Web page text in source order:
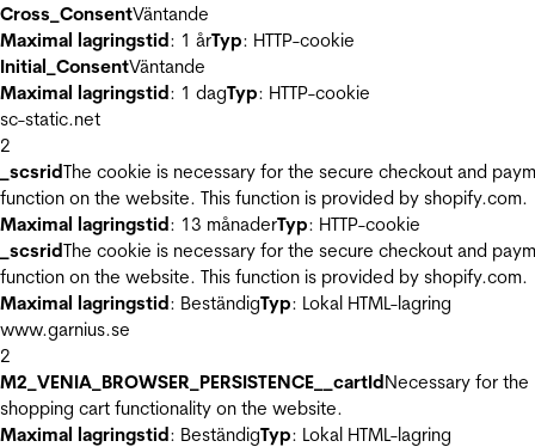
Cross_ConsentVäntande
Maximal lagringstid: 1 årTyp: HTTP-cookie
Initial_ConsentVäntande
Maximal lagringstid: 1 dagTyp: HTTP-cookie
sc-static.net
2
_scsridThe cookie is necessary for the secure checkout and
function on the website. This function is provided by shopify.com.
Maximal lagringstid: 13 månaderTyp: HTTP-cookie
_scsridThe cookie is necessary for the secure checkout and
function on the website. This function is provided by shopify.com.
Maximal lagringstid: BeständigTyp: Lokal HTML-lagring
www.garnius.se
2
M2_VENIA_BROWSER_PERSISTENCE__cartIdNecessary for the
shopping cart functionality on the website.
Maximal lagringstid: BeständigTyp: Lokal HTML-lagring